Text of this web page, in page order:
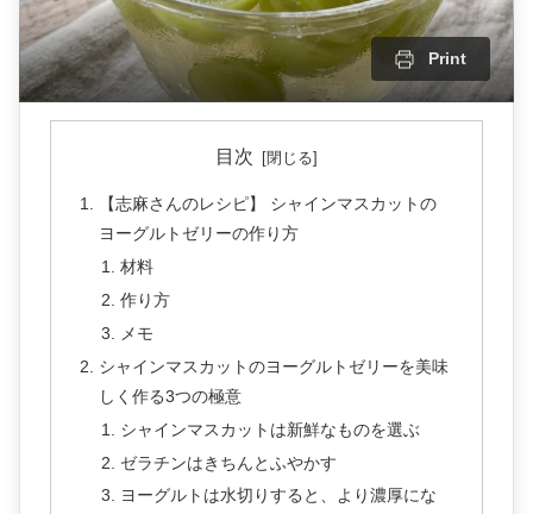
Print
目次
【志麻さんのレシピ】 シャインマスカットの
ヨーグルトゼリーの作り方
材料
作り方
メモ
シャインマスカットのヨーグルトゼリーを美味
しく作る3つの極意
シャインマスカットは新鮮なものを選ぶ
ゼラチンはきちんとふやかす
ヨーグルトは水切りすると、より濃厚にな